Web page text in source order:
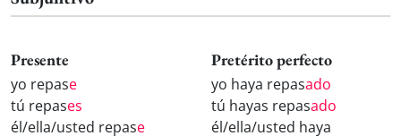
Presente
yo repase
tú repases
él/ella/usted repase
Pretérito perfecto
yo haya repasado
tú hayas repasado
él/ella/usted haya